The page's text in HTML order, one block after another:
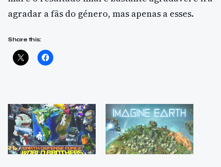
agradar a fãs do género, mas apenas a esses.
Share this: